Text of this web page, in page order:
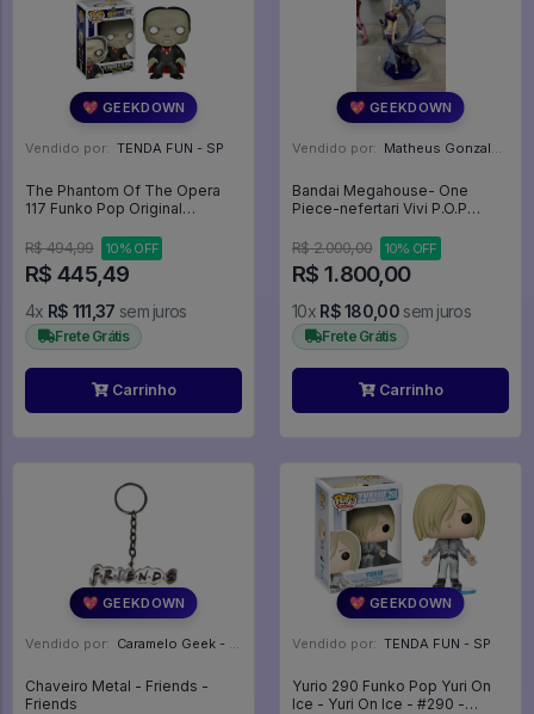
💖 GEEKDOWN
Vendido por: TENDA FUN - SP
The Phantom Of The Opera
117 Funko Pop Original
Funko Pop - #117 - FUNKO
POP #117
R$ 494,99 10% OFF
R$ 445,49
4x R$ 111,37 sem juros
Frete Grátis
Carrinho
💖 GEEKDOWN
Vendido por: Matheus Gonzalez Tendulini - SP
Bandai Megahouse- One
Piece-nefertari Vivi P.O.P
caixa) - One Piece
R$ 2.000,00 10% OFF
R$ 1.800,00
10x R$ 180,00sem juros
Frete Grátis
Carrinho
💖 GEEKDOWN
Vendido por: Caramelo Geek - DF
Chaveiro Metal - Friends -
Friends
💖 GEEKDOWN
Vendido por: TENDA FUN - SP
Yurio 290 Funko Pop Yuri On
Ice - Yuri On Ice - #290 -